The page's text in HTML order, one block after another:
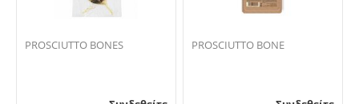
PROSCIUTTO BONES PROSCIUTTO BONE